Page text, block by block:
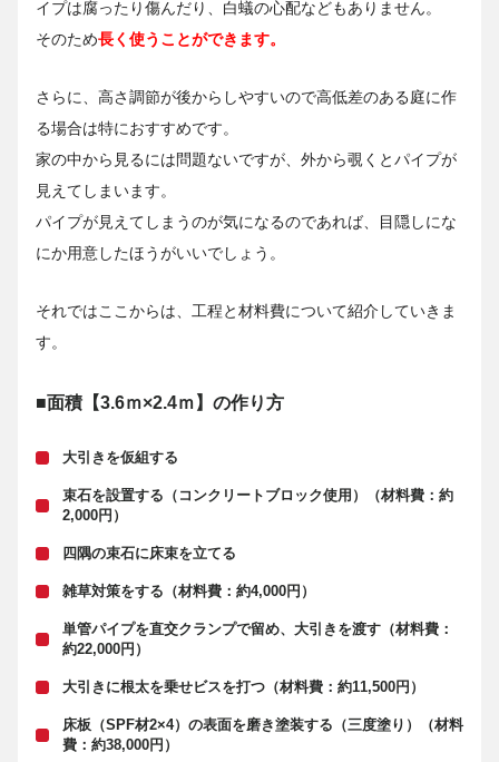
イプは腐ったり傷んだり、白蟻の心配などもありません。
そのため長く使うことができます。
さらに、高さ調節が後からしやすいので高低差のある庭に作
る場合は特におすすめです。
家の中から見るには問題ないですが、外から覗くとパイプが
見えてしまいます。
パイプが見えてしまうのが気になるのであれば、目隠しにな
にか用意したほうがいいでしょう。
それではここからは、工程と材料費について紹介していきま
す。
■面積【3.6ｍ×2.4ｍ】の作り方
大引きを仮組する
束石を設置する（コンクリートブロック使用）（材料費：約
2,000円）
四隅の束石に床束を立てる
雑草対策をする（材料費：約4,000円）
単管パイプを直交クランプで留め、大引きを渡す（材料費：
約22,000円）
大引きに根太を乗せビスを打つ（材料費：約11,500円）
床板（SPF材2×4）の表面を磨き塗装する（三度塗り）（材料
費：約38,000円）